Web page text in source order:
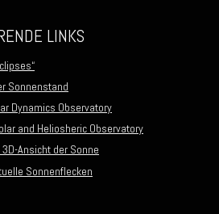
LINKS
Sonnenstand
Dynamics Observatory
and Heliosheric Observatory
Ansicht der Sonne
Sonnenflecken